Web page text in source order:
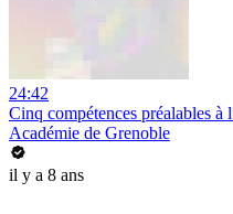
24:42
Cinq compétences préalables à
Académie de Grenoble
il y a 8 ans